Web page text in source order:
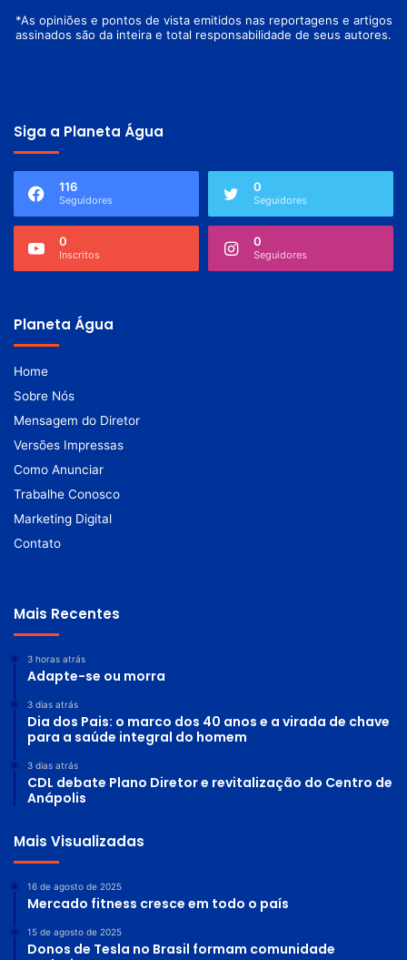
*As opiniões e pontos de vista emitidos nas reportagens e artigos
assinados são da inteira e total responsabilidade de seus autores.
Siga a Planeta Água
116
Seguidores
0
Seguidores
0
Inscritos
0
Seguidores
Planeta Água
Home
Sobre Nós
Mensagem do Diretor
Versões Impressas
Como Anunciar
Trabalhe Conosco
Marketing Digital
Contato
Mais Recentes
3 horas atrás
Adapte-se ou morra
3 dias atrás
Dia dos Pais: o marco dos 40 anos e a virada de chave
para a saúde integral do homem
3 dias atrás
CDL debate Plano Diretor e revitalização do Centro de
Anápolis
Mais Visualizadas
16 de agosto de 2025
Mercado fitness cresce em todo o país
15 de agosto de 2025
Donos de Tesla no Brasil formam comunidade